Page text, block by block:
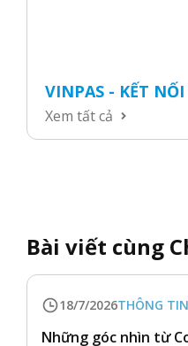
VINPAS - KẾT
Xem tất cả
Bài viết cùng
18/7/2026THÔNG
Những góc nhìn từ